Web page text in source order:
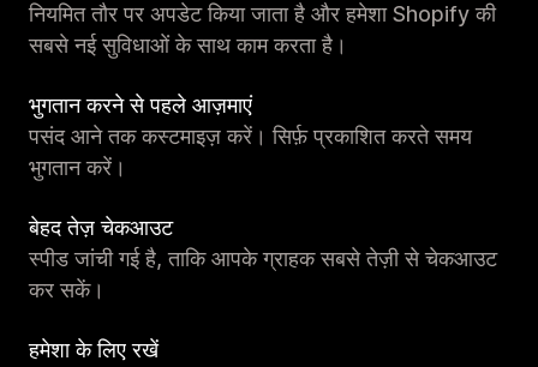
नियमित तौर पर अपडेट किया जाता है और हमेशा Shopify की
सबसे नई सुविधाओं के साथ काम करता है।
भुगतान करने से पहले आज़माएं
पसंद आने तक कस्टमाइज़ करें। सिर्फ़ प्रकाशित करते समय
भुगतान करें।
बेहद तेज़ चेकआउट
स्पीड जांची गई है, ताकि आपके ग्राहक सबसे तेज़ी से चेकआउट
कर सकें।
हमेशा के लिए रखें